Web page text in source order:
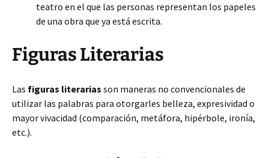
teatro en el que las personas representan los papeles
de una obra que ya está escrita.
Figuras Literarias
Las figuras literarias son maneras no convencionales de
utilizar las palabras para otorgarles belleza, expresividad o
mayor vivacidad (comparación, metáfora, hipérbole, ironía,
etc.).